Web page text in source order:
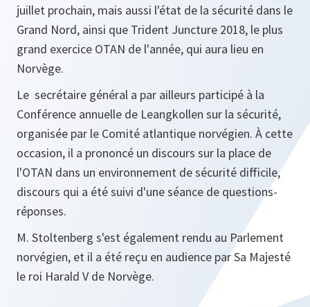
juillet prochain, mais aussi l'état de la sécurité dans le
Grand Nord, ainsi que Trident Juncture 2018, le plus
grand exercice OTAN de l'année, qui aura lieu en
Norvège.
Le secrétaire général a par ailleurs participé à la
Conférence annuelle de Leangkollen sur la sécurité,
organisée par le Comité atlantique norvégien. À cette
occasion, il a prononcé un discours sur la place de
l'OTAN dans un environnement de sécurité difficile,
discours qui a été suivi d'une séance de questions-
réponses.
M. Stoltenberg s'est également rendu au Parlement
norvégien, et il a été reçu en audience par Sa Majesté
le roi Harald V de Norvège.